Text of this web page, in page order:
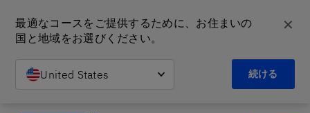
最適なコースをご提供するために、お住まいの
国と地域をお選びください。
United States 続ける
✕